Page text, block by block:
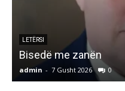
LETËRSI
Bisedë me zanën
admin - 7 Gusht 2026 0